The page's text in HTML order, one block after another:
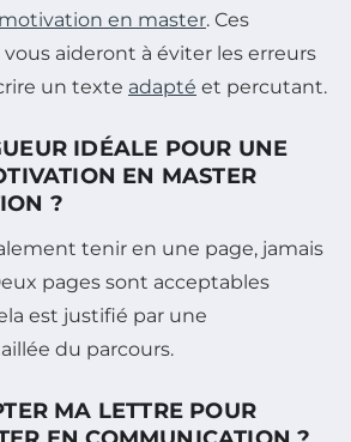
en master. Ces
aideront à éviter les erreurs
un texte adapté et percutant.
IDÉALE POUR UNE
EN MASTER
?
tenir en une page, jamais
pages sont acceptables
est justifié par une
du parcours.
MA LETTRE POUR